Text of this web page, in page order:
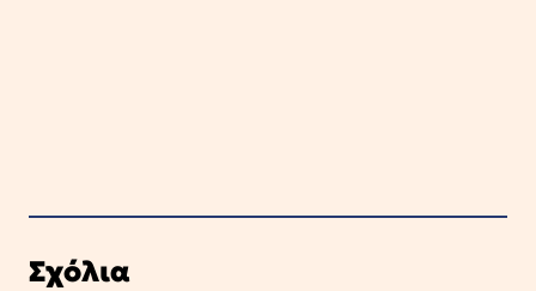
Σχόλια